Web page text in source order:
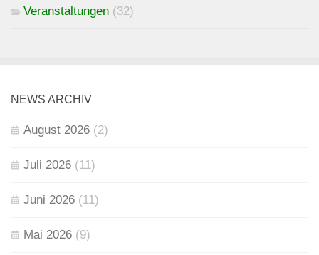
Veranstaltungen (32)
NEWS ARCHIV
August 2026 (2)
Juli 2026 (11)
Juni 2026 (11)
Mai 2026 (9)